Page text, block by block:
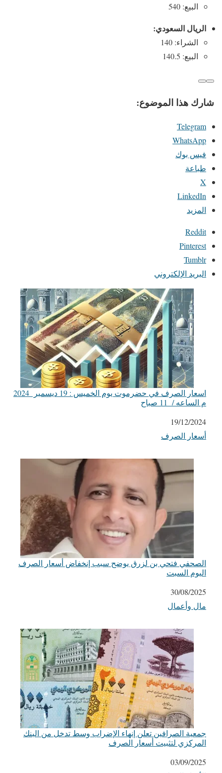
البيع: 540
الريال السعودي:
الشراء: 140
البيع: 140.5
شارك هذا الموضوع:
Telegram
WhatsApp
فيس بوك
طباعة
X
LinkedIn
المزيد
Reddit
Pinterest
Tumblr
البريد الإلكتروني
اسعار الصرف في حضرموت يوم الخميس : 19 ديسمبر 2024
م الساعه / 11 صباح
التاريخ
19/12/2024
في ما يتعلق بما يأتي
أسعار الصرف
الصحفي فتحي بن لزرق يوضح سبب إنخفاض أسعار الصرف
اليوم السبت
التاريخ
30/08/2025
في ما يتعلق بما يأتي
مال وأعمال
جمعية الصرافين تعلن إنهاء الإضراب وسط تدخل من البنك
المركزي لتثبيت أسعار الصرف
التاريخ
03/09/2025